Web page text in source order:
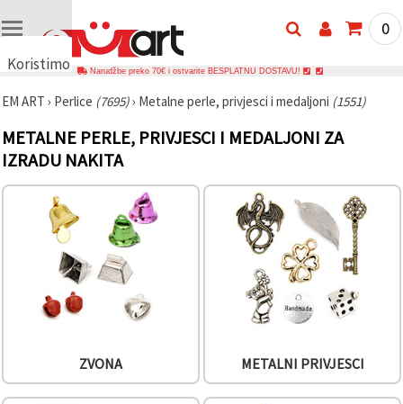
Koristimo
🍪
kolačiće i
slične
tehnologije
ispravno
funkcioniranje
korisničko
iskustvo i,
prikazivali
relevantniji
0
Narudžbe preko 70€ i ostvarite BESPLATNU DOSTAVU!
EM ART › Perlice (7695)› Metalne perle, privjesci i medaljoni (1551)
METALNE PERLE, PRIVJESCI I MEDALJONI ZA
IZRADU NAKITA
ZVONA METALNI PRIVJESCI